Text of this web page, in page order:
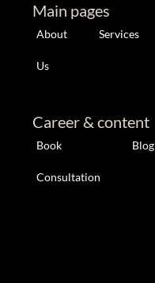
Main pages
About
Us
Services
Career & content
Book
Consultation
Blog